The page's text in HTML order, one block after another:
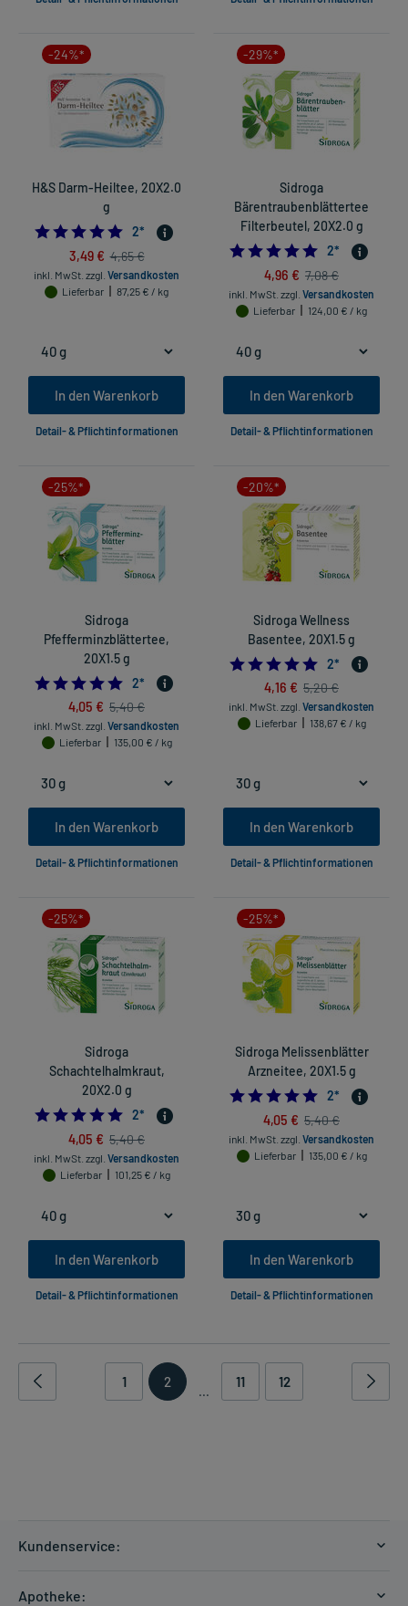
-24%*
H&S Darm-Heiltee, 20X2.0
g
5.0
2*
3,49 € 4,65 €
inkl. MwSt. zzgl. Versandkosten
Lieferbar
87,25 € / kg
In den Warenkorb
Detail- & Pflichtinformationen
-29%*
Sidroga
Bärentraubenblättertee
Filterbeutel, 20X2.0 g
5.0
2*
4,96 € 7,08 €
inkl. MwSt. zzgl. Versandkosten
Lieferbar
124,00 € / kg
In den Warenkorb
Detail- & Pflichtinformationen
-25%*
Sidroga
Pfefferminzblättertee,
20X1.5 g
5.0
2*
4,05 € 5,40 €
inkl. MwSt. zzgl. Versandkosten
Lieferbar
135,00 € / kg
In den Warenkorb
Detail- & Pflichtinformationen
-20%*
Sidroga Wellness
Basentee, 20X1.5 g
5.0
2*
4,16 € 5,20 €
inkl. MwSt. zzgl. Versandkosten
Lieferbar
138,67 € / kg
In den Warenkorb
Detail- & Pflichtinformationen
-25%*
Sidroga
Schachtelhalmkraut,
20X2.0 g
5.0
2*
4,05 € 5,40 €
inkl. MwSt. zzgl. Versandkosten
Lieferbar
101,25 € / kg
In den Warenkorb
Detail- & Pflichtinformationen
-25%*
Sidroga Melissenblätter
Arzneitee, 20X1.5 g
5.0
2*
4,05 € 5,40 €
inkl. MwSt. zzgl. Versandkosten
Lieferbar
135,00 € / kg
In den Warenkorb
Detail- & Pflichtinformationen
1 2
...
11 12
Kundenservice:
Apotheke: